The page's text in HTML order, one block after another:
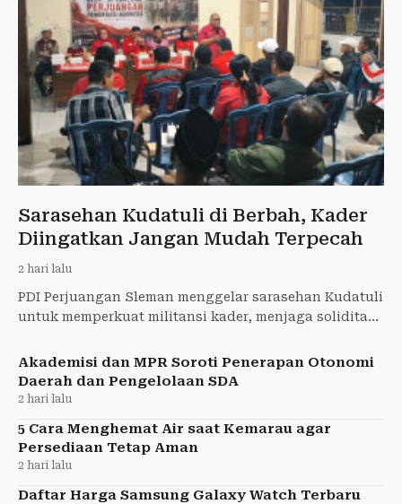
Sarasehan Kudatuli di Berbah, Kader
Diingatkan Jangan Mudah Terpecah
2 hari lalu
PDI Perjuangan Sleman menggelar sarasehan Kudatuli
untuk memperkuat militansi kader, menjaga soliditas
Akademisi dan MPR Soroti Penerapan Otonomi
Daerah dan Pengelolaan SDA
2 hari lalu
5 Cara Menghemat Air saat Kemarau agar
Persediaan Tetap Aman
2 hari lalu
Daftar Harga Samsung Galaxy Watch Terbaru